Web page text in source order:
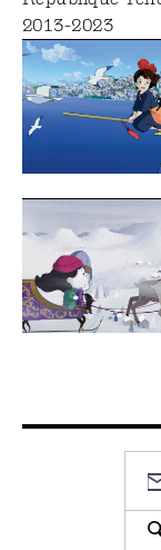
2013-2023
Image